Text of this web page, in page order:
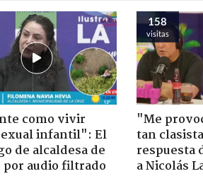
como vivir
infantil": El
de alcaldesa de
por audio filtrado
158
visitas
"Me
tan
respuesta
a Nicolás